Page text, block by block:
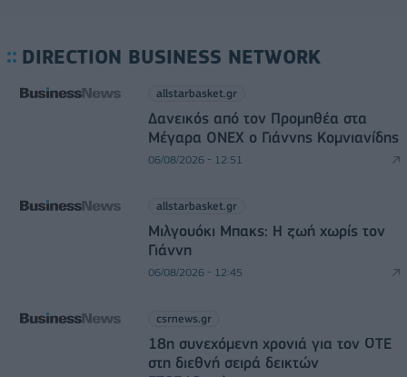
DIRECTION BUSINESS NETWORK
allstarbasket.gr
Δανεικός από τον Προμηθέα στα
Μέγαρα ONEX ο Γιάννης Κομνιανίδης
06/08/2026 - 12:51
allstarbasket.gr
Μιλγουόκι Μπακς: Η ζωή χωρίς τον
Γιάννη
06/08/2026 - 12:45
csrnews.gr
18η συνεχόμενη χρονιά για τον ΟΤΕ
στη διεθνή σειρά δεικτών